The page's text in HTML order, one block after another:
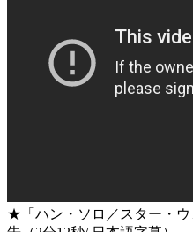
★「ハン・ソロ／スター・